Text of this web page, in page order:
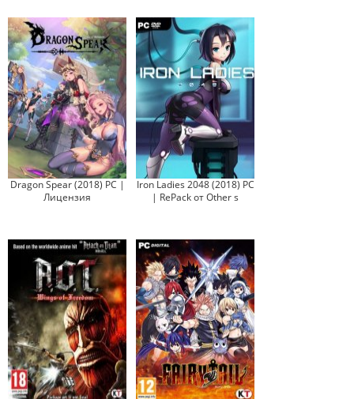
Dragon Spear (2018) PC |
Лицензия
Iron Ladies 2048 (2018) PC
| RePack от Other s